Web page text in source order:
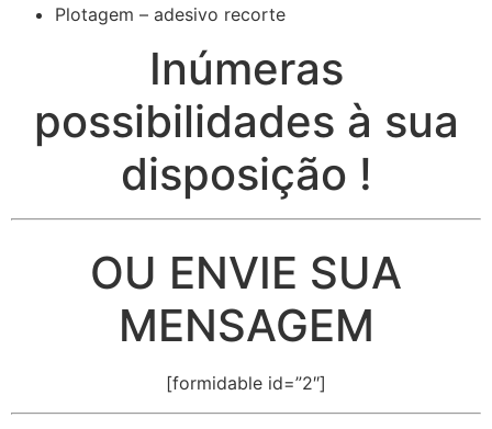
Plotagem – adesivo recorte
Inúmeras
possibilidades à sua
disposição !
OU ENVIE SUA
MENSAGEM
[formidable id=”2″]